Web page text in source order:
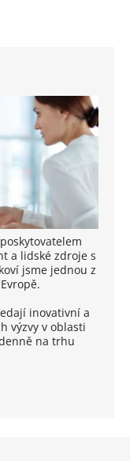
a lidské zdroje s
jsme jednou z
inovativní a
výzvy v oblasti
na trhu